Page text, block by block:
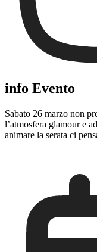
info Evento
Sabato 26 marzo non
l’atmosfera glamour e
animare la serata ci